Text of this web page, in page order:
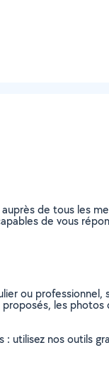
de tous les
de vous
ou professionnel,
les
: utilisez nos outils